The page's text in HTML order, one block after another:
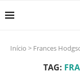
Início > Frances
TAG: